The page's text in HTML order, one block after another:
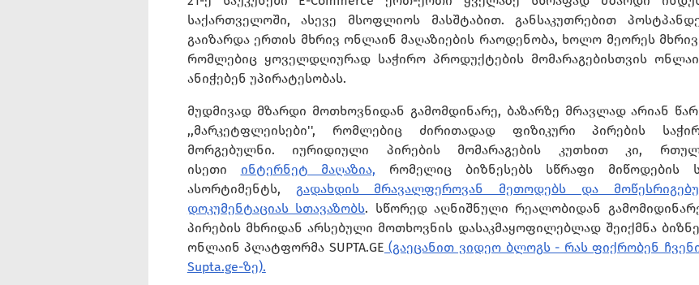
საქართველოში, ასევე მსოფლიოს მასშტაბით. განსაკუთრებით
გაიზარდა ერთის მხრივ ონლაინ მაღაზიების რაოდენობა, ხოლო მეორეს
რომლებიც ყოველდღიურად საჭირო პროდუქტების მომარაგებისთვის
ანიჭებენ უპირატესობას.
მუდმივად მზარდი მოთხოვნიდან გამომდინარე, ბაზარზე მრავლად არიან
,,მარკეტფლეისები'', რომლებიც ძირითადად ფიზიკური პირების
მორგებულნი. იურიდიული პირების მომარაგების კუთხით კი,
ისეთი ინტერნეტ მაღაზია, რომელიც ბიზნესებს სწრაფი მიწოდების
ასორტიმენტს, გადახდის მრავალფეროვან მეთოდებს და
დოკუმენტაციას სთავაზობს. სწორედ აღნიშნული რეალობიდან
პირების მხრიდან არსებული მოთხოვნის დასაკმაყოფილებლად შეიქმნა
ონლაინ პლატფორმა SUPTA.GE (გაეცანით ვიდეო ბლოგს - რას ფიქრობენ
Supta.ge-ზე).